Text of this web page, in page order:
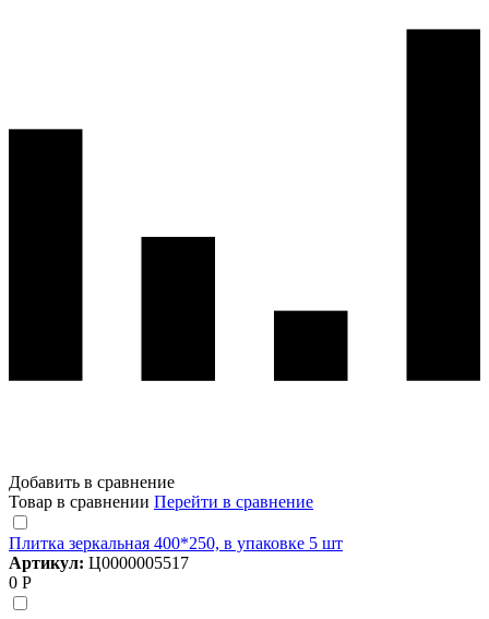
Добавить в сравнение
Товар в сравнении Перейти в сравнение
Плитка зеркальная 400*250, в упаковке 5 шт
Артикул: Ц0000005517
0 Р